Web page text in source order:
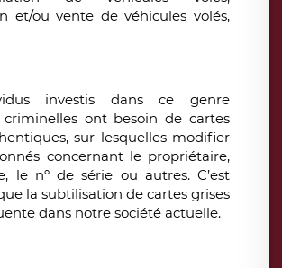
et/ou vente de véhicules volés,
investis dans ce genre
criminelles ont besoin de cartes
sur lesquelles modifier
concernant le propriétaire,
le nº de série ou autres. C’est
la subtilisation de cartes grises
dans notre société actuelle.